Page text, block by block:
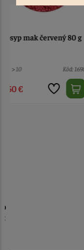
Posyp mak farebný
2,50 €
DO
OD